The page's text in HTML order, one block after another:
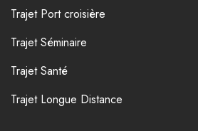
Trajet Port croisière
Trajet Séminaire
Trajet Santé
Trajet Longue Distance